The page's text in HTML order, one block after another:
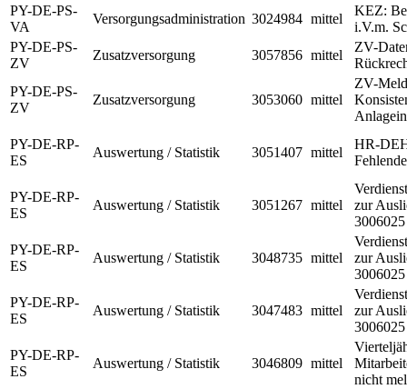
PY-DE-PS-
VA
Versorgungsadministration 3024984 mittel
KEZ:
i.V.m.
PY-DE-PS-
ZV
Zusatzversorgung 3057856 mittel
ZV-
PY-DE-PS-
ZV
Zusatzversorgung 3053060 mittel
ZV-
PY-DE-RP-
ES
Auswertung / Statistik 3051407 mittel
HR-
PY-DE-RP-
ES
Auswertung / Statistik 3051267 mittel
zur
PY-DE-RP-
ES
Auswertung / Statistik 3048735 mittel
zur
PY-DE-RP-
ES
Auswertung / Statistik 3047483 mittel
zur
PY-DE-RP-
ES
Auswertung / Statistik 3046809 mittel
nicht